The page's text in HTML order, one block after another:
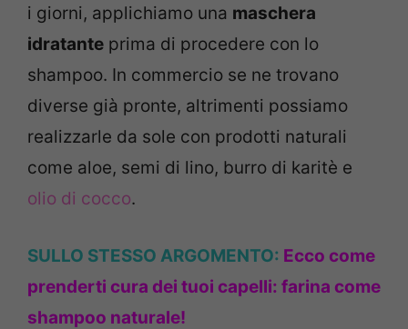
i giorni, applichiamo una maschera
idratante prima di procedere con lo
shampoo. In commercio se ne trovano
diverse già pronte, altrimenti possiamo
realizzarle da sole con prodotti naturali
come aloe, semi di lino, burro di karitè e
olio di cocco.
SULLO STESSO ARGOMENTO: Ecco come
prenderti cura dei tuoi capelli: farina come
shampoo naturale!